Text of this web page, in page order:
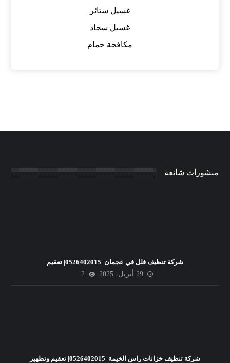
غسيل ستائر
غسيل سجاد
مكافحة حمام
منشورات شائعة
شركة تنظيف فلل في عجمان |0526402015| تعقيم
29 أبريل، 2025
2
شركة تنظيف خزانات راس الخيمة |0526402015| تعقيم وتطهير